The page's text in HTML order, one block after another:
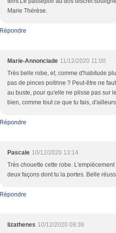
Marie Thérèse.
Répondre
Marie-Annonciade 11/12/2020 11:00
Très belle robe, et, comme d'habitude
pas de pinces poitrine ? Peut-être ne
au buste, pour qu'elle ne plisse pas sur
bien, comme tout ce que tu fais,
Répondre
Pascale 10/12/2020 13:14
Très chouette cette robe.
deux façons dont tu la portes. Belle
Répondre
lizathenes 10/12/2020 09:36